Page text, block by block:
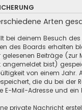
Arten
bei deinem Besuch
des Boards erhalten
Beiträge
bist)
von einem Jahr.
die du bei der
E-Mail-Adresse und
private Nachricht